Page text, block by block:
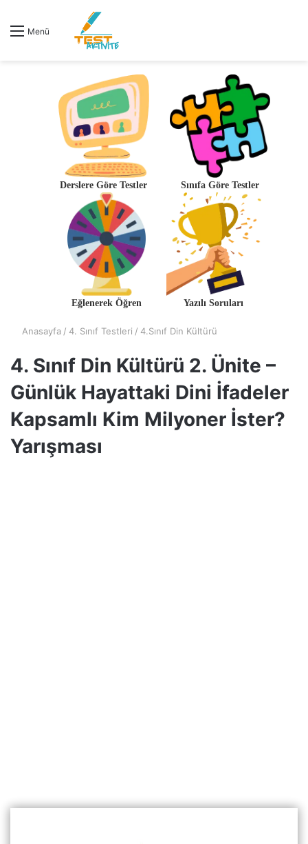
Menü
Derslere Göre Testler Sınıfa Göre Testler
Eğlenerek Öğren Yazılı Soruları
Anasayfa / 4. Sınıf Testleri / 4.Sınıf Din Kültürü
4. Sınıf Din Kültürü 2. Ünite –
Günlük Hayattaki Dini İfadeler
Kapsamlı Kim Milyoner İster?
Yarışması